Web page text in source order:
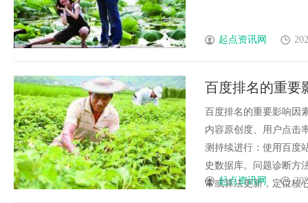
起点资讯网
百度排名的重要
百度排名的重要影响因
内容原创度、用户点击
测持续进行：使用百度
史数据库。问题诊断方
常或算法更新，定位核
起点资讯网